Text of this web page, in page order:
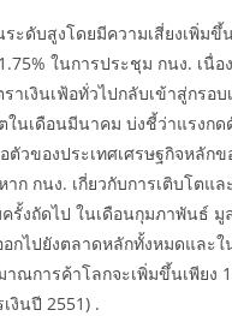
ระดับสูงโดยมีความเสี่ยงเพิ่
ในการประชุม กนง. เ
เงินเฟ้อทั่วไปกลับเข้าสู่กรอ
ในเดือนมีนาคม บ่งชี้ว่าแรง
วของประเทศเศรษฐกิจหลัก
ก กนง. เกี่ยวกับการเติบโต
รั้งถัดไป ในเดือนกุมภาพันธ์
กไปยังตลาดหลักทั้งหมดและ
ณการค้าโลกจะเพิ่มขึ้นเพียง
งินปี 2551) .